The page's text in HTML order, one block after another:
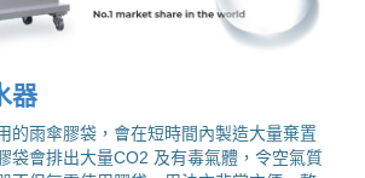
器
的雨傘膠袋，會在短時間內製造大量棄置
袋會排出大量CO2 及有毒氣體，令空氣質